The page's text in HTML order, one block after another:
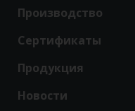
Производство
Сертификаты
Продукция
Новости